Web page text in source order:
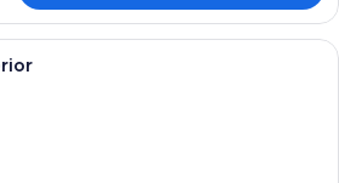
Una escalera de madera con